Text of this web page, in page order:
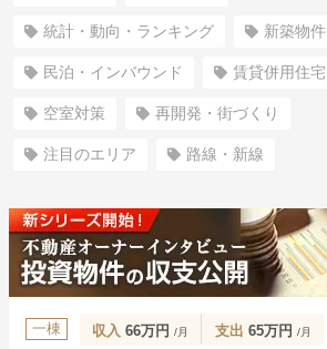
統計・動向・ランキング 新築物件
民泊・インバウンド 賃貸併用住宅
空室対策 再開発・街づくり
注目のエリア 路線・新線
一棟 収入 66万円 /月 支出 65万円 /月